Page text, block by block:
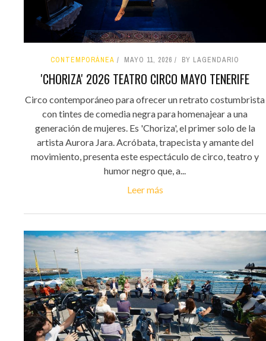
CONTEMPORÁNEA MAYO 11, 2026 BY LAGENDARIO
'CHORIZA' 2026 TEATRO CIRCO MAYO TENERIFE
Circo contemporáneo para ofrecer un retrato costumbrista
con tintes de comedia negra para homenajear a una
generación de mujeres. Es 'Choriza', el primer solo de la
artista Aurora Jara. Acróbata, trapecista y amante del
movimiento, presenta este espectáculo de circo, teatro y
humor negro que, a...
Leer más